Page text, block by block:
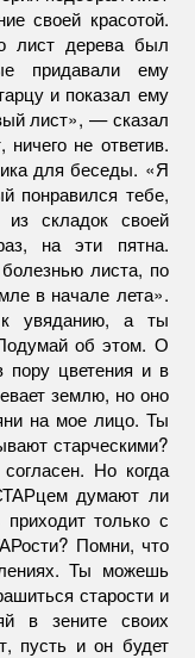
своей красотой.
лист дерева был
придавали ему
и показал ему
лист», — сказал
не ответив.
для беседы. «Я
понравился тебе,
складок своей
на эти пятна.
листа, по
в начале лета».
увяданию, а ты
об этом. О
пору цветения и в
землю, но оно
на мое лицо. Ты
старческими?
Но когда
думают ли
только с
Помни, что
Ты можешь
старости и
в зените своих
пусть и он будет